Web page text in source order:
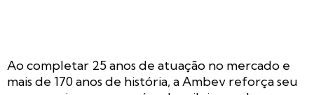
Ao completar 25 anos de atuação no mercado e
mais de 170 anos de história, a Ambev reforça seu